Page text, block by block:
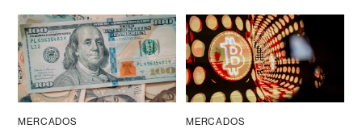
MERCADOS MERCADOS